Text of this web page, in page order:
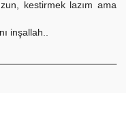
kestirmek lazım ama
inşallah..